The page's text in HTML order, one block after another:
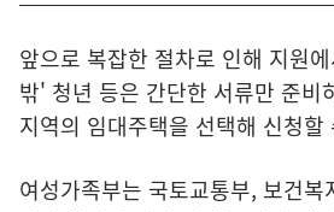
앞으로 복잡한 절차로 인해 지원
밖' 청년 등은 간단한 서류만 준비
지역의 임대주택을 선택해 신청할
여성가족부는 국토교통부, 보건